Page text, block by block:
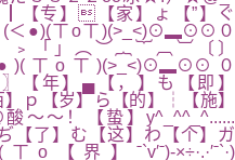
【专】【家】ょ【”】ぐ
(＜●)(ㄒoㄒ)(>_<)⊙▂⊙⊙０
「」︵︶︷︸︹︺〔〕
ㄒoㄒ)(>_<)⊙▂⊙⊙０
年】▄【，】も【即】
【岁】ら【的】┆【施】
酸～～！【蛰】y^_^^_^......
【了】む【这】わ【个】ガ
界】ˉ`v′ˉ)-×÷·.·′ˉ`·)